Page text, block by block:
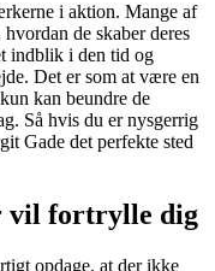
i aktion. Mange af
de skaber deres
indblik i den tid og
Det er som at være en
kan beundre de
Så hvis du er nysgerrig
Gade det perfekte sted
vil fortrylle dig
opdage, at der ikke